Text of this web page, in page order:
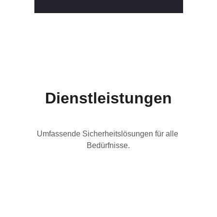
Dienstleistungen
Umfassende Sicherheitslösungen für alle
Bedürfnisse.